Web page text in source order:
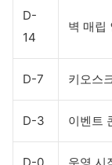
D-
14
벽 매립
D-7 키오스
D-3 이벤트